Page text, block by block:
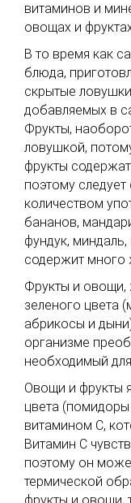
витаминов и
овощах и
В то время как
блюда,
скрытые
добавляемых в
Фрукты,
ловушкой,
фрукты
поэтому
количеством
бананов,
фундук,
содержит много
Фрукты и овощи,
зеленого цвета
абрикосы и
организме
необходимый
Овощи и фрукты
цвета
витамином С,
Витамин С
поэтому он
термической